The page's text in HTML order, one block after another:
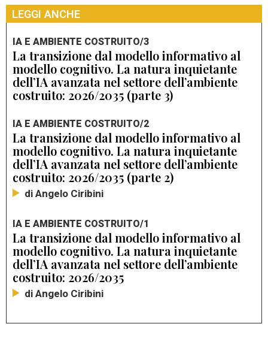
LEGGI ANCHE
IA E AMBIENTE COSTRUITO/3
La transizione dal modello informativo al
modello cognitivo. La natura inquietante
dell’IA avanzata nel settore dell’ambiente
costruito: 2026/2035 (parte 3)
IA E AMBIENTE COSTRUITO/2
La transizione dal modello informativo al
modello cognitivo. La natura inquietante
dell’IA avanzata nel settore dell’ambiente
costruito: 2026/2035 (parte 2)
di Angelo Ciribini
IA E AMBIENTE COSTRUITO/1
La transizione dal modello informativo al
modello cognitivo. La natura inquietante
dell’IA avanzata nel settore dell’ambiente
costruito: 2026/2035
di Angelo Ciribini